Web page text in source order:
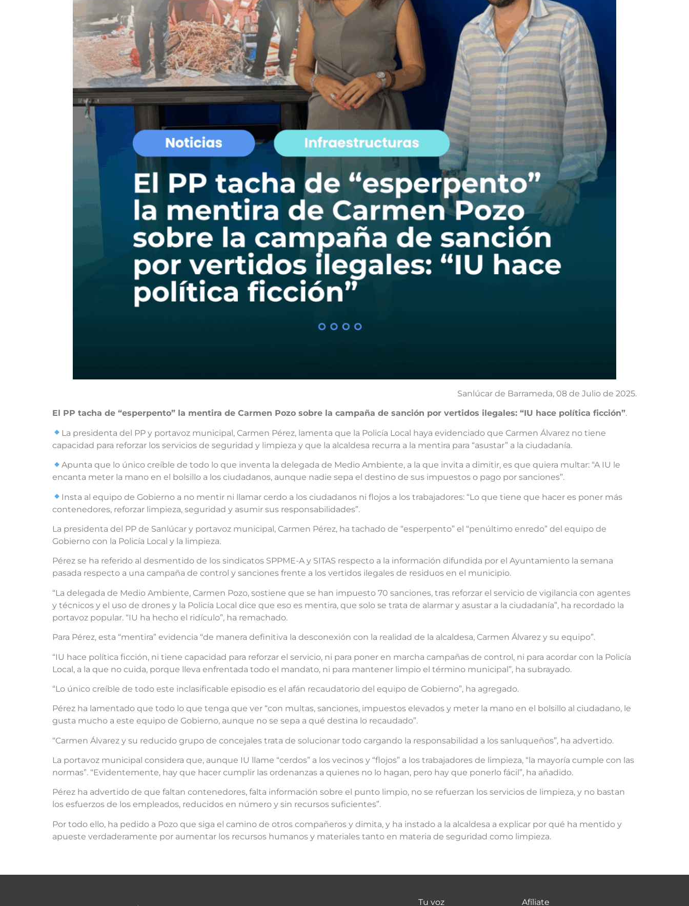
Sanlúcar de Barrameda, 08 de Julio de 2025.
El PP tacha de “esperpento” la mentira de Carmen Pozo sobre la campaña de sanción por vertidos ilegales: “IU hace política ficción”.
La presidenta del PP y portavoz municipal, Carmen Pérez, lamenta que la Policía Local haya evidenciado que Carmen Álvarez no tiene
capacidad para reforzar los servicios de seguridad y limpieza y que la alcaldesa recurra a la mentira para “asustar” a la ciudadanía.
Apunta que lo único creíble de todo lo que inventa la delegada de Medio Ambiente, a la que invita a dimitir, es que quiera multar: “A IU le
encanta meter la mano en el bolsillo a los ciudadanos, aunque nadie sepa el destino de sus impuestos o pago por sanciones”.
Insta al equipo de Gobierno a no mentir ni llamar cerdo a los ciudadanos ni flojos a los trabajadores: “Lo que tiene que hacer es poner más
contenedores, reforzar limpieza, seguridad y asumir sus responsabilidades”.
La presidenta del PP de Sanlúcar y portavoz municipal, Carmen Pérez, ha tachado de “esperpento” el “penúltimo enredo” del equipo de
Gobierno con la Policía Local y la limpieza.
Pérez se ha referido al desmentido de los sindicatos SPPME-A y SITAS respecto a la información difundida por el Ayuntamiento la semana
pasada respecto a una campaña de control y sanciones frente a los vertidos ilegales de residuos en el municipio.
“La delegada de Medio Ambiente, Carmen Pozo, sostiene que se han impuesto 70 sanciones, tras reforzar el servicio de vigilancia con agentes
y técnicos y el uso de drones y la Policía Local dice que eso es mentira, que solo se trata de alarmar y asustar a la ciudadanía”, ha recordado la
portavoz popular. “IU ha hecho el ridículo”, ha remachado.
Para Pérez, esta “mentira” evidencia “de manera definitiva la desconexión con la realidad de la alcaldesa, Carmen Álvarez y su equipo”.
“IU hace política ficción, ni tiene capacidad para reforzar el servicio, ni para poner en marcha campañas de control, ni para acordar con la Policía
Local, a la que no cuida, porque lleva enfrentada todo el mandato, ni para mantener limpio el término municipal”, ha subrayado.
“Lo único creíble de todo este inclasificable episodio es el afán recaudatorio del equipo de Gobierno”, ha agregado.
Pérez ha lamentado que todo lo que tenga que ver “con multas, sanciones, impuestos elevados y meter la mano en el bolsillo al ciudadano, le
gusta mucho a este equipo de Gobierno, aunque no se sepa a qué destina lo recaudado”.
“Carmen Álvarez y su reducido grupo de concejales trata de solucionar todo cargando la responsabilidad a los sanluqueños”, ha advertido.
La portavoz municipal considera que, aunque IU llame “cerdos” a los vecinos y “flojos” a los trabajadores de limpieza, “la mayoría cumple con las
normas”. “Evidentemente, hay que hacer cumplir las ordenanzas a quienes no lo hagan, pero hay que ponerlo fácil”, ha añadido.
Pérez ha advertido de que faltan contenedores, falta información sobre el punto limpio, no se refuerzan los servicios de limpieza, y no bastan
los esfuerzos de los empleados, reducidos en número y sin recursos suficientes”.
Por todo ello, ha pedido a Pozo que siga el camino de otros compañeros y dimita, y ha instado a la alcaldesa a explicar por qué ha mentido y
apueste verdaderamente por aumentar los recursos humanos y materiales tanto en materia de seguridad como limpieza.
Tu voz Afíliate